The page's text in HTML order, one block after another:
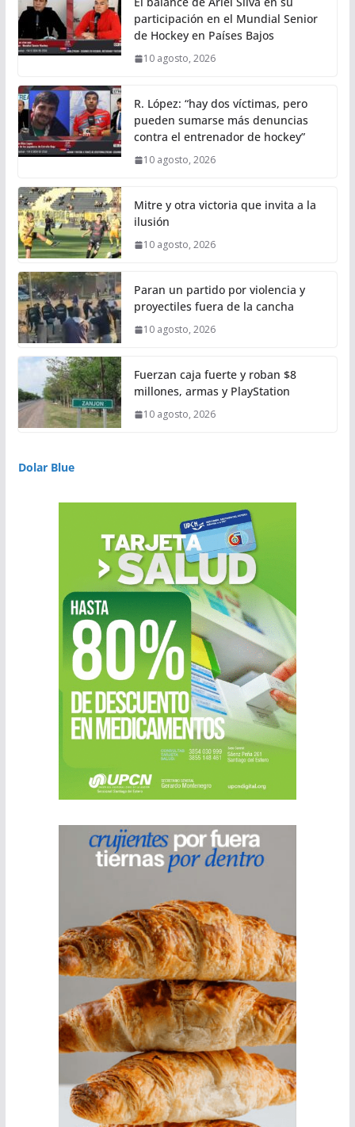
participación en el Mundial Senior
de Hockey en Países Bajos
10 agosto, 2026
R. López: “hay dos víctimas, pero
pueden sumarse más denuncias
contra el entrenador de hockey”
10 agosto, 2026
Mitre y otra victoria que invita a la
ilusión
10 agosto, 2026
Paran un partido por violencia y
proyectiles fuera de la cancha
10 agosto, 2026
Fuerzan caja fuerte y roban $8
millones, armas y PlayStation
10 agosto, 2026
Dolar Blue